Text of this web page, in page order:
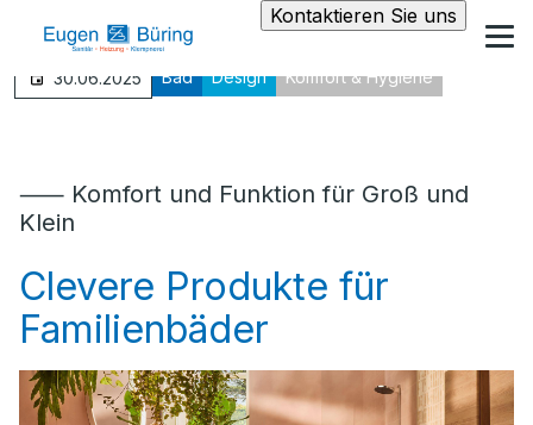
Kontaktieren Sie uns
30.06.2025 Bad Design Komfort & Hygiene
⸺ Komfort und Funktion für Groß und
Klein
Clevere Produkte für
Familienbäder